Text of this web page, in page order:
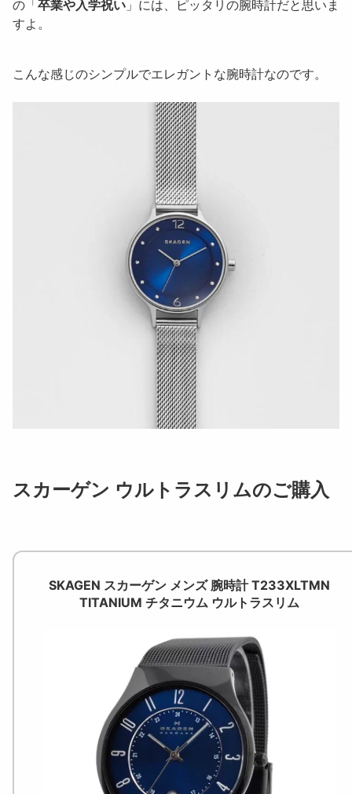
の「 卒業や入学祝い 」には、ピッタリの腕時計だと思いま
すよ。
こんな感じのシンプルでエレガントな腕時計なのです。
スカーゲン ウルトラスリムのご購入
SKAGEN スカーゲン メンズ 腕時計 T233XLTMN
TITANIUM チタニウム ウルトラスリム